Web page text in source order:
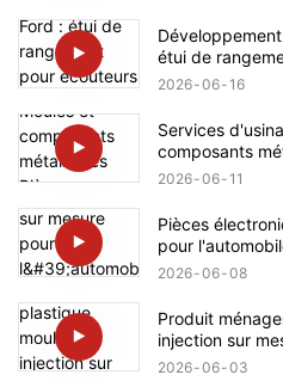
étui de
injection sur
2026 06 16
Services
composants
pour Mercedes-
2026 06 11
Pièces
pour
Royce
2026 06 08
Produit
injection sur
2026 06 03